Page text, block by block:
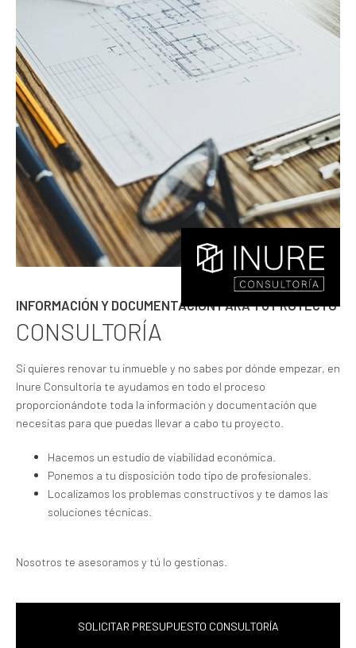
INFORMACIÓN Y DOCUMENTACIÓN PARA TU PROYECTO
CONSULTORÍA
Si quieres renovar tu inmueble y no sabes por dónde empezar, en
Inure Consultoría te ayudamos en todo el proceso
proporcionándote toda la información y documentación que
necesitas para que puedas llevar a cabo tu proyecto.
Hacemos un estudio de viabilidad económica.
Ponemos a tu disposición todo tipo de profesionales.
Localizamos los problemas constructivos y te damos las
soluciones técnicas.
Nosotros te asesoramos y tú lo gestionas.
SOLICITAR PRESUPUESTO CONSULTORÍA